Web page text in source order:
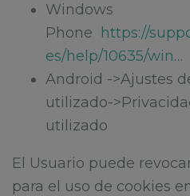
Windows
Phone
https://
es/help/10635/win…
Android ->Ajustes
utilizado-
utilizado
El Usuario puede
para el uso de cookies